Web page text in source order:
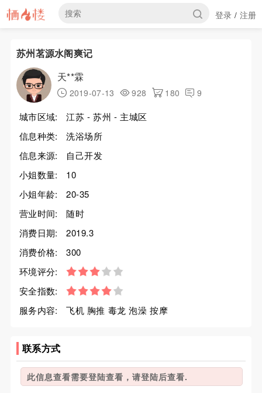
登录 / 注册
苏州茗源水阁爽记
天**霖
2019-07-13 928 180 9
城市区域:
江苏 - 苏州 - 主城区
信息种类:
洗浴场所
信息来源:
自己开发
小姐数量:
10
小姐年龄:
20-35
营业时间:
随时
消费日期:
2019.3
消费价格:
300
环境评分:
安全指数:
服务内容:
飞机 胸推 毒龙 泡澡 按摩
联系方式
此信息查看需要登陆查看，请登陆后查看.